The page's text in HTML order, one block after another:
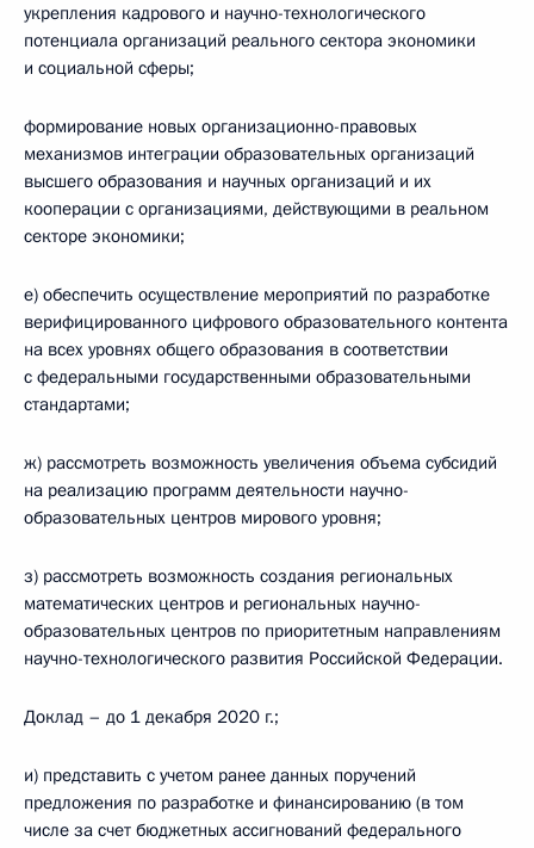
укрепления кадрового и научно-технологического
потенциала организаций реального сектора экономики
и социальной сферы;
формирование новых организационно-правовых
механизмов интеграции образовательных организаций
высшего образования и научных организаций и их
кооперации с организациями, действующими в реальном
секторе экономики;
е) обеспечить осуществление мероприятий по разработке
верифицированного цифрового образовательного контента
на всех уровнях общего образования в соответствии
с федеральными государственными образовательными
стандартами;
ж) рассмотреть возможность увеличения объема субсидий
на реализацию программ деятельности научно-
образовательных центров мирового уровня;
з) рассмотреть возможность создания региональных
математических центров и региональных научно-
образовательных центров по приоритетным направлениям
научно-технологического развития Российской Федерации.
Доклад – до 1 декабря 2020 г.;
и) представить с учетом ранее данных поручений
предложения по разработке и финансированию (в том
числе за счет бюджетных ассигнований федерального